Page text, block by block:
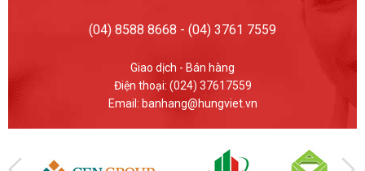
(04) 8588 8668 - (04) 3761 7559
Giao dịch - Bán hàng
Điện thoại: (024) 37617559
Email: banhang@hungviet.vn